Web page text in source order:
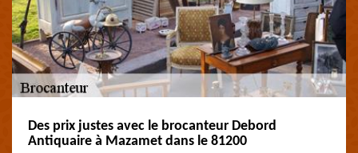
Des prix justes avec le brocanteur Debord
Antiquaire à Mazamet dans le 81200